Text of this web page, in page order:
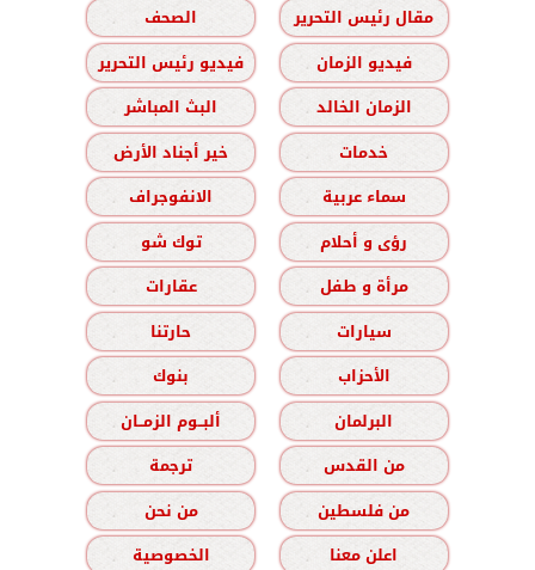
مقال رئيس التحرير
الصحف
فيديو الزمان
فيديو رئيس التحرير
الزمان الخالد
البث المباشر
خدمات
خير أجناد الأرض
سماء عربية
الانفوجراف
رؤى و أحلام
توك شو
مرأة و طفل
عقارات
سيارات
حارتنا
الأحزاب
بنوك
البرلمان
ألبــوم الزمــان
من القدس
ترجمة
من فلسطين
من نحن
اعلن معنا
الخصوصية